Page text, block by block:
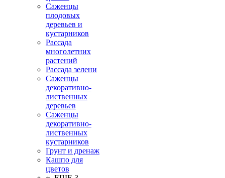
Саженцы
плодовых
деревьев и
кустарников
Рассада
многолетних
растений
Рассада зелени
Саженцы
декоративно-
лиственных
деревьев
Саженцы
декоративно-
лиственных
кустарников
Грунт и дренаж
Кашпо для
цветов